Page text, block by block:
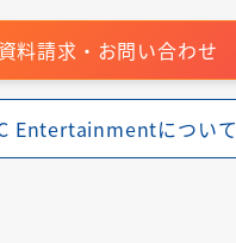
資料請求・お問い合わせ
Entertainmentについて